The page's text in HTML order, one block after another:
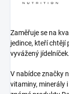
Zaměřuje se na
jedince, kteří
vyvážený jídelníček.
V nabídce značky
vitaminy, minerály